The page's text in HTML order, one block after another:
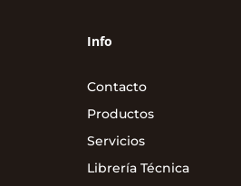
Info
Contacto
Productos
Servicios
Librería Técnica